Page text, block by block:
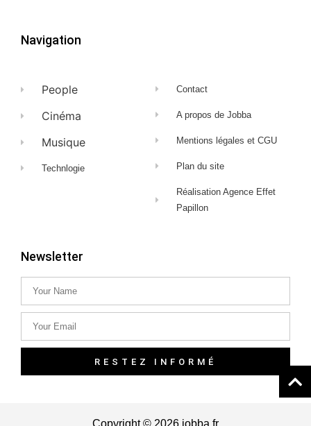
Navigation
People
Cinéma
Musique
Technlogie
Contact
A propos de Jobba
Mentions légales et CGU
Plan du site
Réalisation Agence Effet
Papillon
Newsletter
RESTEZ INFORMÉ